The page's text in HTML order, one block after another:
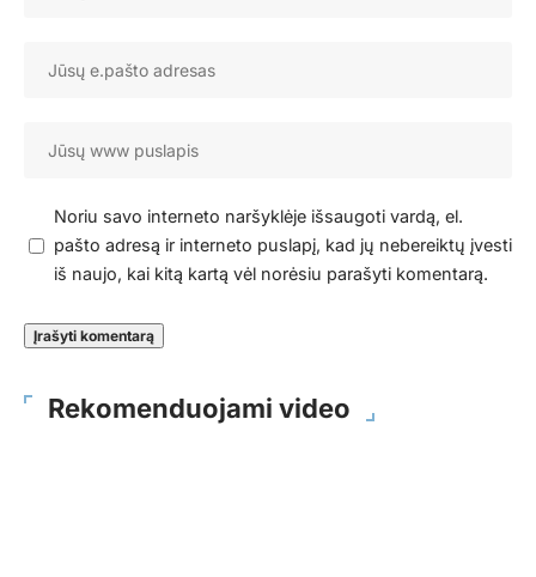
Noriu savo interneto naršyklėje išsaugoti vardą, el.
pašto adresą ir interneto puslapį, kad jų nebereiktų įvesti
iš naujo, kai kitą kartą vėl norėsiu parašyti komentarą.
Rekomenduojami video